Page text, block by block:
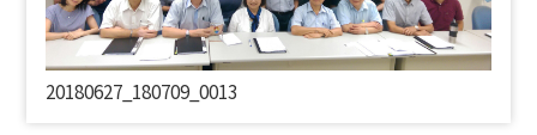
20180627_180709_0013